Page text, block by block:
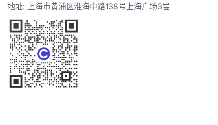
地址: 上海市黄浦区淮海中路138号上海广场3层